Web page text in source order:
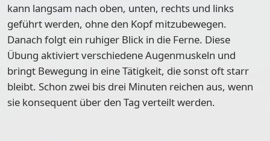
kann langsam nach oben, unten, rechts und links
geführt werden, ohne den Kopf mitzubewegen.
Danach folgt ein ruhiger Blick in die Ferne. Diese
Übung aktiviert verschiedene Augenmuskeln und
bringt Bewegung in eine Tätigkeit, die sonst oft starr
bleibt. Schon zwei bis drei Minuten reichen aus, wenn
sie konsequent über den Tag verteilt werden.